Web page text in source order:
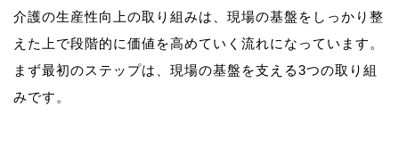
介護の生産性向上の取り組みは、現場の基盤をしっかり整
えた上で段階的に価値を高めていく流れになっています。
まず最初のステップは、現場の基盤を支える3つの取り組